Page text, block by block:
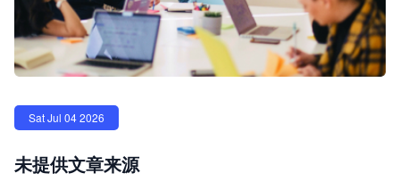
Sat Jul 04 2026
未提供文章来源